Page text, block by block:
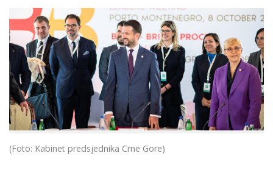
(Foto: Kabinet predsjednika Crne Gore)